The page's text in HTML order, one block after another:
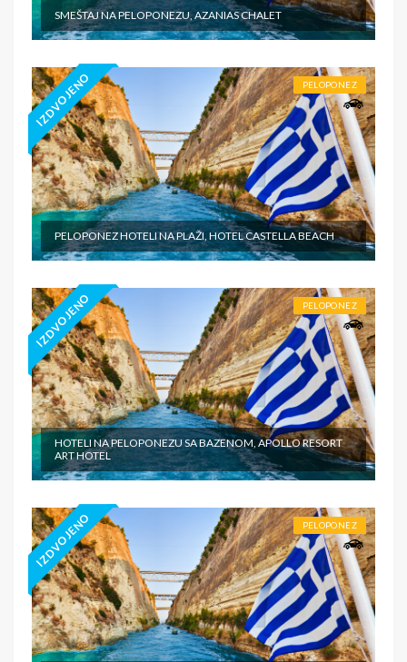
SMEŠTAJ NA PELOPONEZU, AZANIAS CHALET
IZDVOJENO PELOPONEZ
PELOPONEZ HOTELI NA PLAŽI, HOTEL CASTELLA BEACH
IZDVOJENO PELOPONEZ
HOTELI NA PELOPONEZU SA BAZENOM, APOLLO RESORT
ART HOTEL
IZDVOJENO PELOPONEZ